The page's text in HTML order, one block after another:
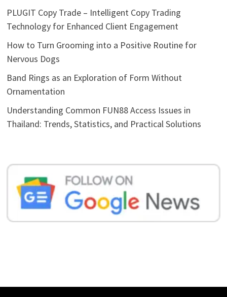
PLUGIT Copy Trade – Intelligent Copy Trading
Technology for Enhanced Client Engagement
How to Turn Grooming into a Positive Routine for
Nervous Dogs
Band Rings as an Exploration of Form Without
Ornamentation
Understanding Common FUN88 Access Issues in
Thailand: Trends, Statistics, and Practical Solutions